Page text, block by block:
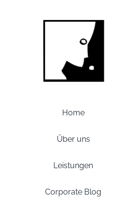
Home
Über uns
Leistungen
Corporate Blog